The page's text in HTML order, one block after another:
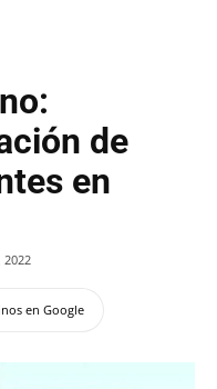
de
en
2022
en Google